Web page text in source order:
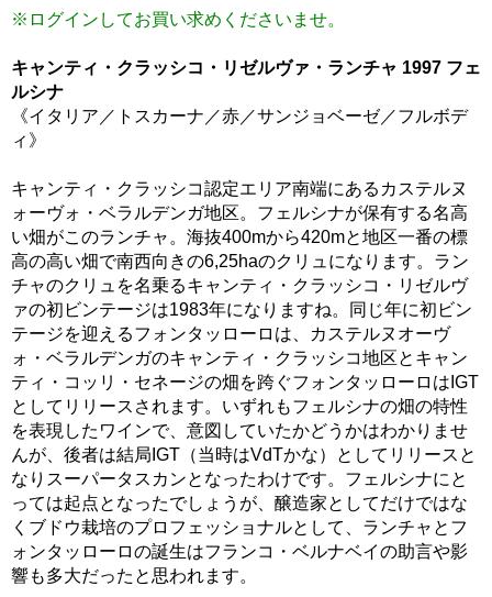
※ログインしてお買い求めくださいませ。
キャンティ・クラッシコ・リゼルヴァ・ランチャ 1997 フェ
ルシナ
《イタリア／トスカーナ／赤／サンジョベーゼ／フルボデ
ィ》
キャンティ・クラッシコ認定エリア南端にあるカステルヌ
ォーヴォ・ベラルデンガ地区。フェルシナが保有する名高
い畑がこのランチャ。海抜400mから420mと地区一番の標
高の高い畑で南西向きの6,25haのクリュになります。ラン
チャのクリュを名乗るキャンティ・クラッシコ・リゼルヴ
ァの初ビンテージは1983年になりますね。同じ年に初ビン
テージを迎えるフォンタッローロは、カステルヌオーヴ
ォ・ベラルデンガのキャンティ・クラッシコ地区とキャン
ティ・コッリ・セネージの畑を跨ぐフォンタッローロはIGT
としてリリースされます。いずれもフェルシナの畑の特性
を表現したワインで、意図していたかどうかはわかりませ
んが、後者は結局IGT（当時はVdTかな）としてリリースと
なりスーパータスカンとなったわけです。フェルシナにと
っては起点となったでしょうが、醸造家としてだけではな
くブドウ栽培のプロフェッショナルとして、ランチャとフ
ォンタッローロの誕生はフランコ・ベルナベイの助言や影
響も多大だったと思われます。